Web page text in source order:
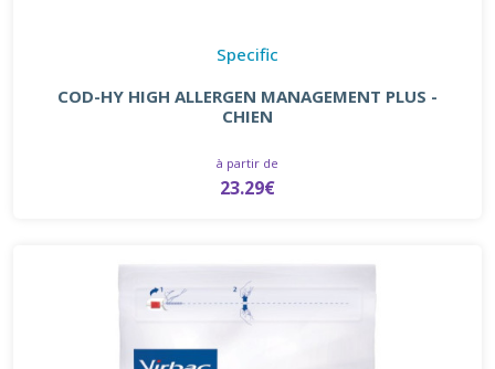
Specific
COD-HY HIGH ALLERGEN MANAGEMENT PLUS -
CHIEN
à partir de
23.29€